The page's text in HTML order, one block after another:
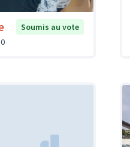
Soumis au vote
0